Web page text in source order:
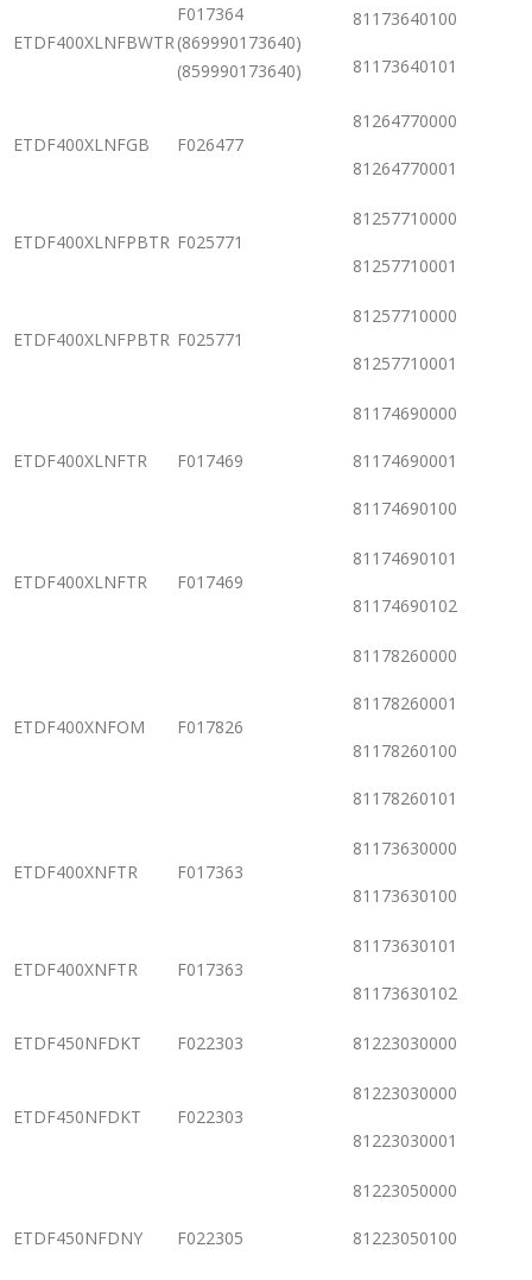
ETDF400XLNFBWTR
F017364
(869990173640)
(859990173640)
81173640100
81173640101
ETDF400XLNFGB F026477
81264770000
81264770001
ETDF400XLNFPBTR F025771
81257710000
81257710001
ETDF400XLNFPBTR F025771
81257710000
81257710001
ETDF400XLNFTR F017469
81174690000
81174690001
81174690100
ETDF400XLNFTR F017469
81174690101
81174690102
ETDF400XNFOM F017826
81178260000
81178260001
81178260100
81178260101
ETDF400XNFTR F017363
81173630000
81173630100
ETDF400XNFTR F017363
81173630101
81173630102
ETDF450NFDKT F022303 81223030000
ETDF450NFDKT F022303
81223030000
81223030001
ETDF450NFDNY F022305
81223050000
81223050100